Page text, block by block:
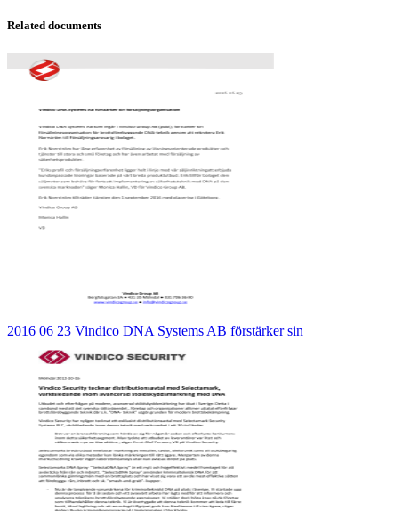
Related documents
2016 06 23 Vindico DNA Systems AB förstärker sin